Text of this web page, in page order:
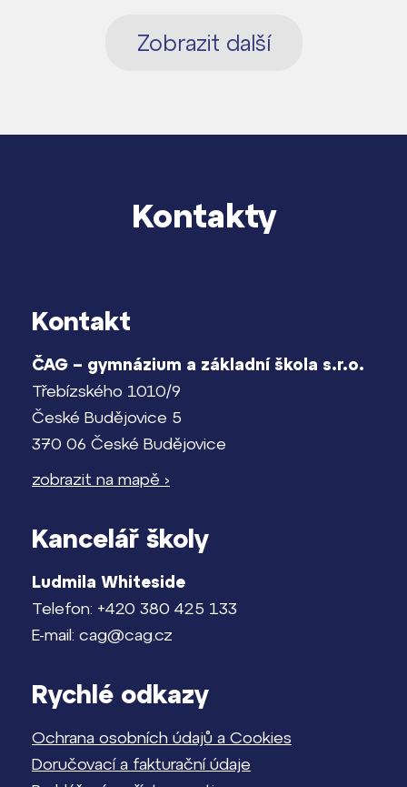
Zobrazit další
Kontakty
Kontakt
ČAG – gymnázium a základní škola s.r.o.
Třebízského 1010/9
České Budějovice 5
370 06 České Budějovice
zobrazit na mapě ›
Kancelář školy
Ludmila Whiteside
Telefon: +420 380 425 133
E-mail: cag@cag.cz
Rychlé odkazy
Ochrana osobních údajů a Cookies
Doručovací a fakturační údaje